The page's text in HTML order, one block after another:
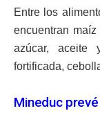
Entre los
encuentran
azúcar, aceite
fortificada,
Mineduc